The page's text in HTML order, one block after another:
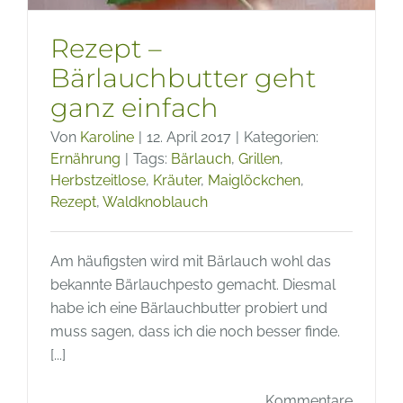
Rezept –
Bärlauchbutter geht
ganz einfach
Von Karoline 12. April 2017
Kategorien:
Ernährung
Tags: Bärlauch, Grillen,
Herbstzeitlose, Kräuter, Maiglöckchen,
Rezept, Waldknoblauch
Am häufigsten wird mit Bärlauch wohl das
bekannte Bärlauchpesto gemacht. Diesmal
habe ich eine Bärlauchbutter probiert und
muss sagen, dass ich die noch besser finde.
[...]